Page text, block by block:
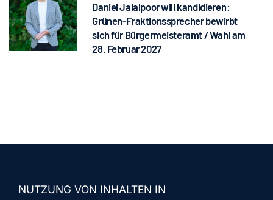
Daniel Jalalpoor will kandidieren:
Grünen-Fraktionssprecher bewirbt
sich für Bürgermeisteramt / Wahl am
28. Februar 2027
NUTZUNG VON INHALTEN IN